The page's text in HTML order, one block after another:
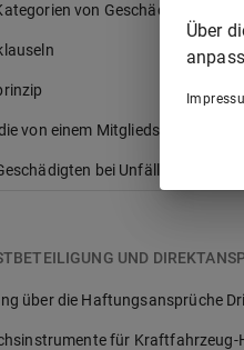
von Geschädigten
von einem Mitgliedstaat in
bei Unfällen, an
UND
über die Haftungsansprüche
für
Über